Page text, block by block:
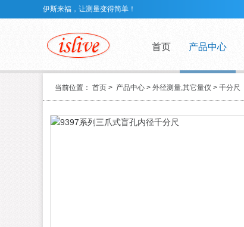
伊斯来福，让测量变得简单！
首页 产品中心
当前位置： 首页 > 产品中心 > 外径测量,其它量仪 > 千分尺